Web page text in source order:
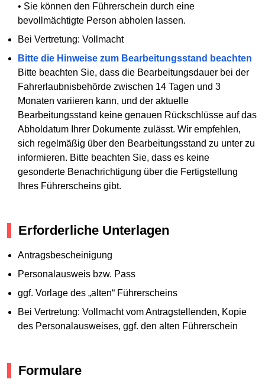
• Sie können den Führerschein durch eine
bevollmächtigte Person abholen lassen.
Bei Vertretung: Vollmacht
Bitte die Hinweise zum Bearbeitungsstand beachten
Bitte beachten Sie, dass die Bearbeitungsdauer bei der
Fahrerlaubnisbehörde zwischen 14 Tagen und 3
Monaten variieren kann, und der aktuelle
Bearbeitungsstand keine genauen Rückschlüsse auf das
Abholdatum Ihrer Dokumente zulässt. Wir empfehlen,
sich regelmäßig über den Bearbeitungsstand zu unter zu
informieren. Bitte beachten Sie, dass es keine
gesonderte Benachrichtigung über die Fertigstellung
Ihres Führerscheins gibt.
Erforderliche Unterlagen
Antragsbescheinigung
Personalausweis bzw. Pass
ggf. Vorlage des „alten“ Führerscheins
Bei Vertretung: Vollmacht vom Antragstellenden, Kopie
des Personalausweises, ggf. den alten Führerschein
Formulare